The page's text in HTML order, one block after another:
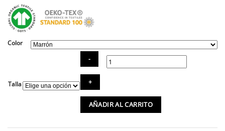
Color
Talla
grueso
algodón
AÑADIR AL CARRITO